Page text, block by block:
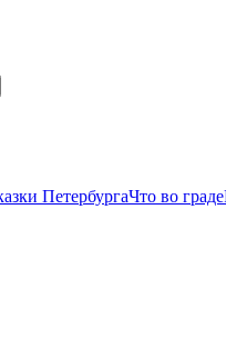
ПетербургаЧто во граде